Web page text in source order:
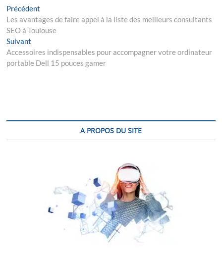
N
a
v
i
i
o
Précédent
r
e
i
o
:
Les avantages de faire appel à la liste des meilleurs consultants
SEO à Toulouse
Suivant
e
x
Accessoires indispensables pour accompagner votre ordinateur
portable Dell 15 pouces gamer
A PROPOS DU SITE